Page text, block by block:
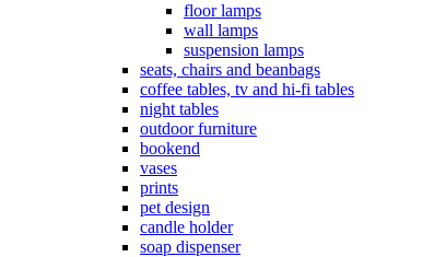
floor lamps
wall lamps
suspension lamps
seats, chairs and beanbags
coffee tables, tv and hi-fi tables
night tables
outdoor furniture
bookend
vases
prints
pet design
candle holder
soap dispenser